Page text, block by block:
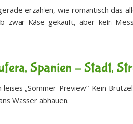
erzählen, wie romantisch das
zwar Käse gekauft, aber kein
Spanien – Stadt,
„Sommer-Preview“. Kein
Wasser abhauen.